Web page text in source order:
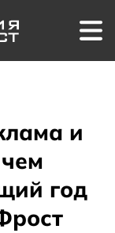
и
год